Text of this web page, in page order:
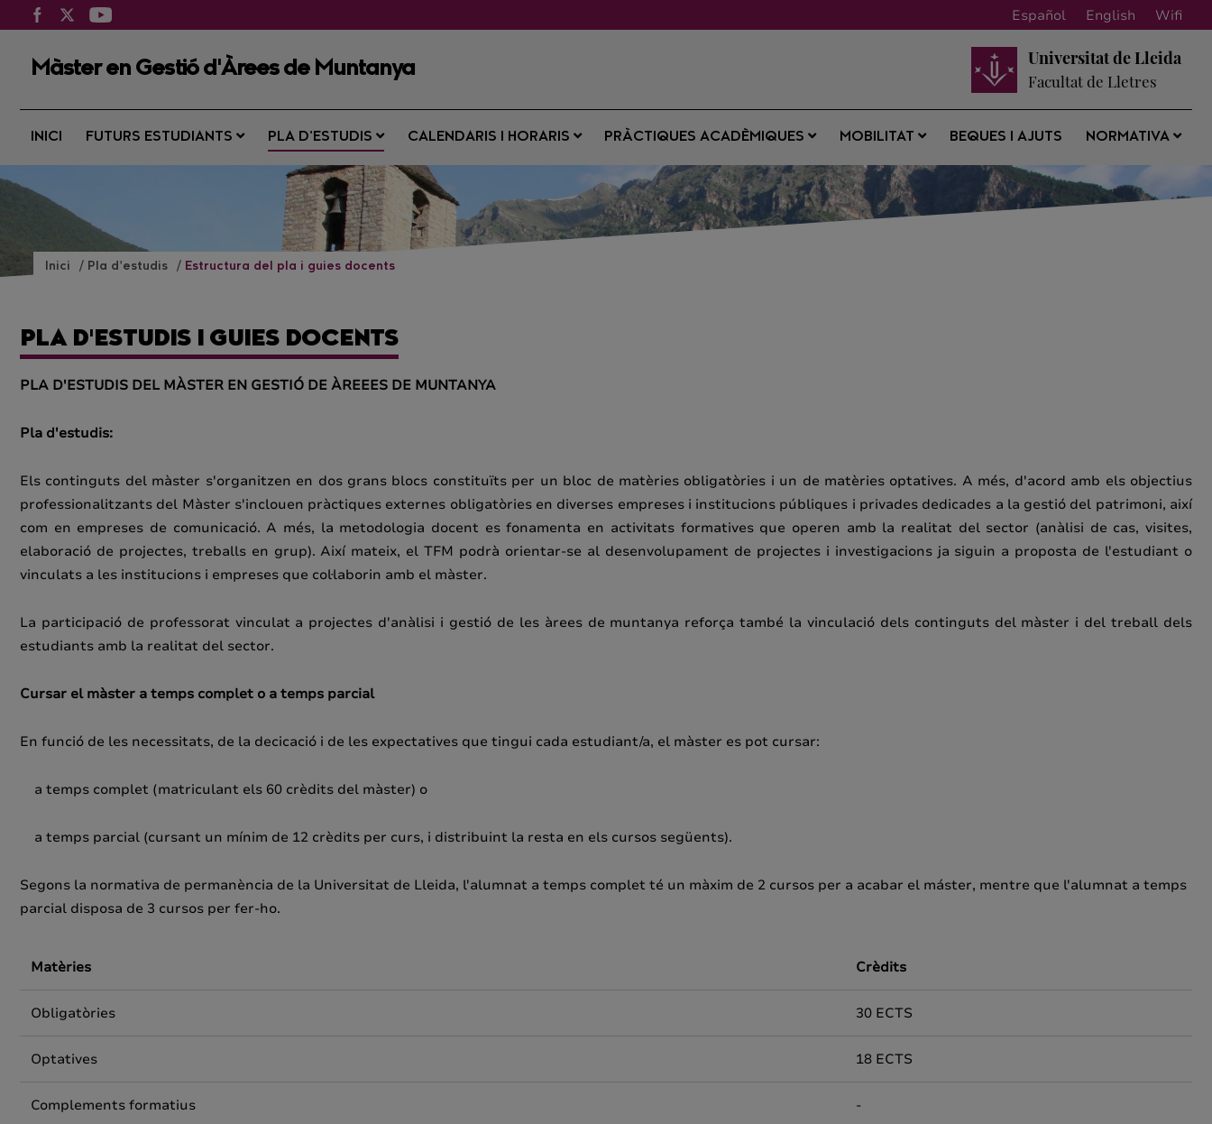
Español English Wifi
Màster en Gestió d'Àrees de Muntanya
Universitat de Lleida
Facultat de Lletres
INICI FUTURS ESTUDIANTS PLA D’ESTUDIS CALENDARIS I HORARIS PRÀCTIQUES ACADÈMIQUES MOBILITAT BEQUES I AJUTS NORMATIVA
Inici Pla d’estudis Estructura del pla i guies docents
PLA D'ESTUDIS I GUIES DOCENTS
PLA D'ESTUDIS DEL MÀSTER EN GESTIÓ DE ÀREEES DE MUNTANYA
Pla d'estudis:
Els continguts del màster s'organitzen en dos grans blocs constituïts per un bloc de matèries obligatòries i un de matèries optatives. A més, d'acord amb els objectius
professionalitzants del Màster s'inclouen pràctiques externes obligatòries en diverses empreses i institucions públiques i privades dedicades a la gestió del patrimoni, així
com en empreses de comunicació. A més, la metodologia docent es fonamenta en activitats formatives que operen amb la realitat del sector (anàlisi de cas, visites,
elaboració de projectes, treballs en grup). Així mateix, el TFM podrà orientar-se al desenvolupament de projectes i investigacions ja siguin a proposta de l'estudiant o
vinculats a les institucions i empreses que col·laborin amb el màster.
La participació de professorat vinculat a projectes d'anàlisi i gestió de les àrees de muntanya reforça també la vinculació dels continguts del màster i del treball dels
estudiants amb la realitat del sector.
Cursar el màster a temps complet o a temps parcial
En funció de les necessitats, de la decicació i de les expectatives que tingui cada estudiant/a, el màster es pot cursar:
a temps complet (matriculant els 60 crèdits del màster) o
a temps parcial (cursant un mínim de 12 crèdits per curs, i distribuint la resta en els cursos següents).
Segons la normativa de permanència de la Universitat de Lleida, l'alumnat a temps complet té un màxim de 2 cursos per a acabar el máster, mentre que l'alumnat a temps
parcial disposa de 3 cursos per fer-ho.
Matèries Crèdits
Obligatòries 30 ECTS
Optatives 18 ECTS
Complements formatius -